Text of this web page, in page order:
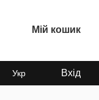
Мій кошик
Укр Вхід